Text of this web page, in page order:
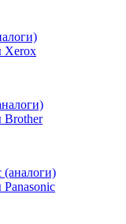
Xerox
Brother
(аналоги)